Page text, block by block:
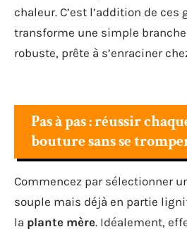
chaleur. C’est l’addition de
transforme une simple
robuste, prête à s’enraciner
Pas à pas : réussir
bouture sans se
Commencez par sélectionner
souple mais déjà en partie
la plante mère. Idéalement,